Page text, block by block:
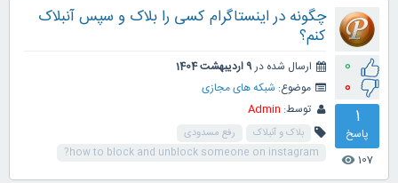
0
0
1
پاسخ
107
visibility
چگونه در اینستاگرام کسی را بلاک و سپس آنبلاک
کنم؟
ارسال شده در9 اردیبهشت 1404
موضوع: شبکه های مجازی
توسط: Admin
بلاک و آنبلاک
رفع مسدودی
how to block and unblock someone on instagram?